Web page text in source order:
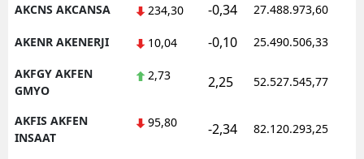
AKCNS AKCANSA 234,30 -0,34 27.488.973,60
AKENR AKENERJI 10,04 -0,10 25.490.506,33
AKFGY AKFEN
GMYO
2,73 2,25 52.527.545,77
AKFIS AKFEN
INSAAT
95,80 -2,34 82.120.293,25